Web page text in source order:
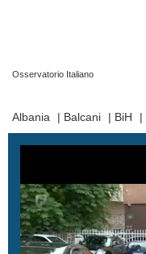
Osservatorio Italiano
Albania
| Balcani | BiH |